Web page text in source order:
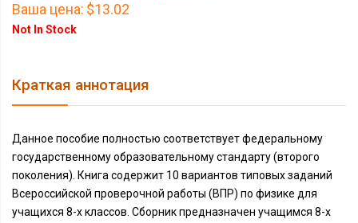
Ваша цена: $13.02
Not In Stock
Краткая аннотация
Данное пособие полностью соответствует федеральному
государственному образовательному стандарту (второго
поколения). Книга содержит 10 вариантов типовых заданий
Всероссийской проверочной работы (ВПР) по физике для
учащихся 8-х классов. Сборник предназначен учащимся 8-х